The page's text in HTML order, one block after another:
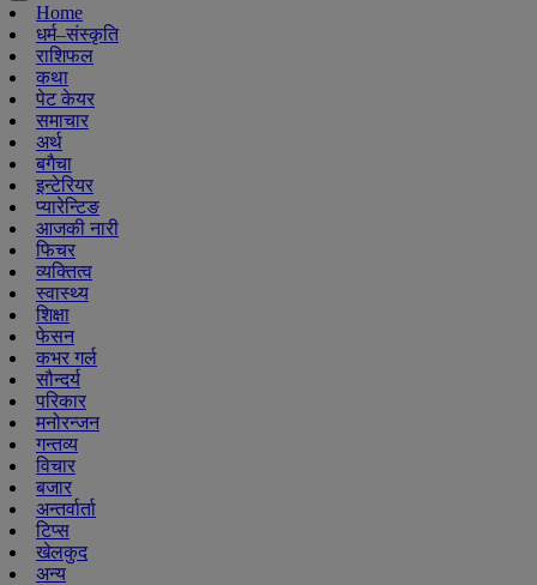
Home
धर्म–संस्कृति
राशिफल
कथा
पेट केयर
समाचार
अर्थ
बगैचा
इन्टेरियर
प्यारेन्टिङ
आजकी नारी
फिचर
व्यक्तित्व
स्वास्थ्य
शिक्षा
फेसन
कभर गर्ल
सौन्दर्य
परिकार
मनोरन्जन
गन्तव्य
विचार
बजार
अन्तर्वार्ता
टिप्स
खेलकुद
अन्य